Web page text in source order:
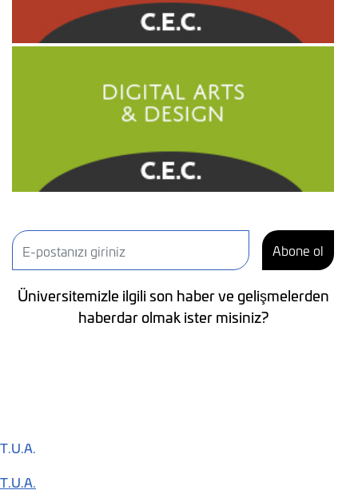
Abone ol
Üniversitemizle ilgili son haber ve gelişmelerden
haberdar olmak ister misiniz?
T.U.A.
T.U.A.